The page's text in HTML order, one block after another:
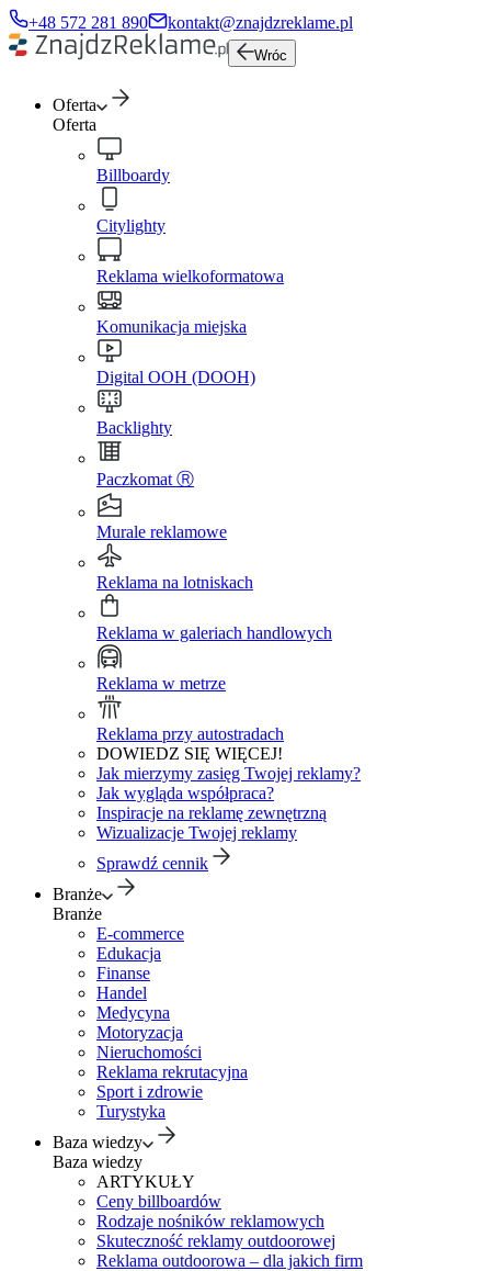
+48 572 281 890 kontakt@znajdzreklame.pl
Wróc
Oferta
Oferta
Billboardy
Citylighty
Reklama wielkoformatowa
Komunikacja miejska
Digital OOH (DOOH)
Backlighty
Paczkomat Ⓡ
Murale reklamowe
Reklama na lotniskach
Reklama w galeriach handlowych
Reklama w metrze
Reklama przy autostradach
DOWIEDZ SIĘ WIĘCEJ!
Jak mierzymy zasięg Twojej reklamy?
Jak wygląda współpraca?
Inspiracje na reklamę zewnętrzną
Wizualizacje Twojej reklamy
Sprawdź cennik
Branże
Branże
E-commerce
Edukacja
Finanse
Handel
Medycyna
Motoryzacja
Nieruchomości
Reklama rekrutacyjna
Sport i zdrowie
Turystyka
Baza wiedzy
Baza wiedzy
ARTYKUŁY
Ceny billboardów
Rodzaje nośników reklamowych
Skuteczność reklamy outdoorowej
Reklama outdoorowa – dla jakich firm